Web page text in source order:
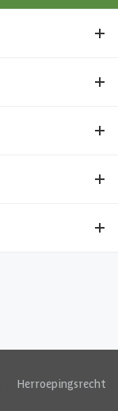
Herroepingsrecht